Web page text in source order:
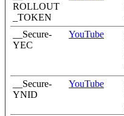
ROLLOUT
_TOKEN
__Secure-
YEC
YouTube
__Secure-
YNID
YouTube